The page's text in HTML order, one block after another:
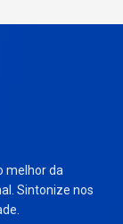
melhor da
Sintonize nos